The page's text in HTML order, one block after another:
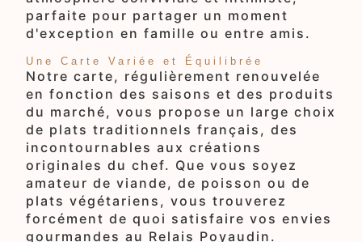
parfaite pour partager un moment
d'exception en famille ou entre amis.
Une Carte Variée et Équilibrée
Notre carte, régulièrement renouvelée
en fonction des saisons et des produits
du marché, vous propose un large choix
de plats traditionnels français, des
incontournables aux créations
originales du chef. Que vous soyez
amateur de viande, de poisson ou de
plats végétariens, vous trouverez
forcément de quoi satisfaire vos envies
gourmandes au Relais Poyaudin.